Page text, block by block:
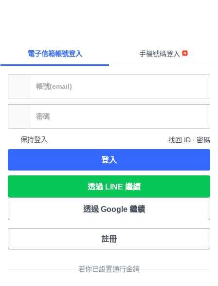
電子信箱帳號登入 手機號碼登入
保持登入 找回 ID ∙ 密碼
登入
透過 LINE 繼續
透過 Google 繼續
註冊
若你已設置通行金鑰